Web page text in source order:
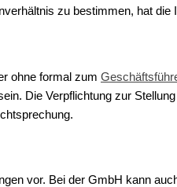
zu bestimmen, hat
ohne formal zum
Die Verpflichtung zur
vor. Bei der GmbH kann